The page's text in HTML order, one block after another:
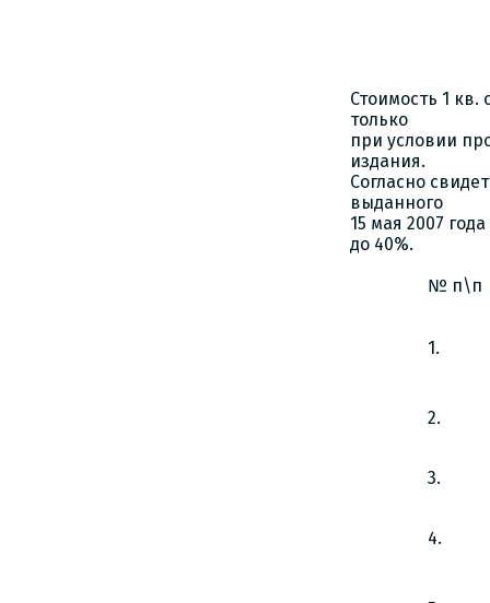
Стоимость 1
только
при условии
издания.
Согласно
выданного
15 мая 2007
до 40%.
№ п\п
1.
2.
3.
4.